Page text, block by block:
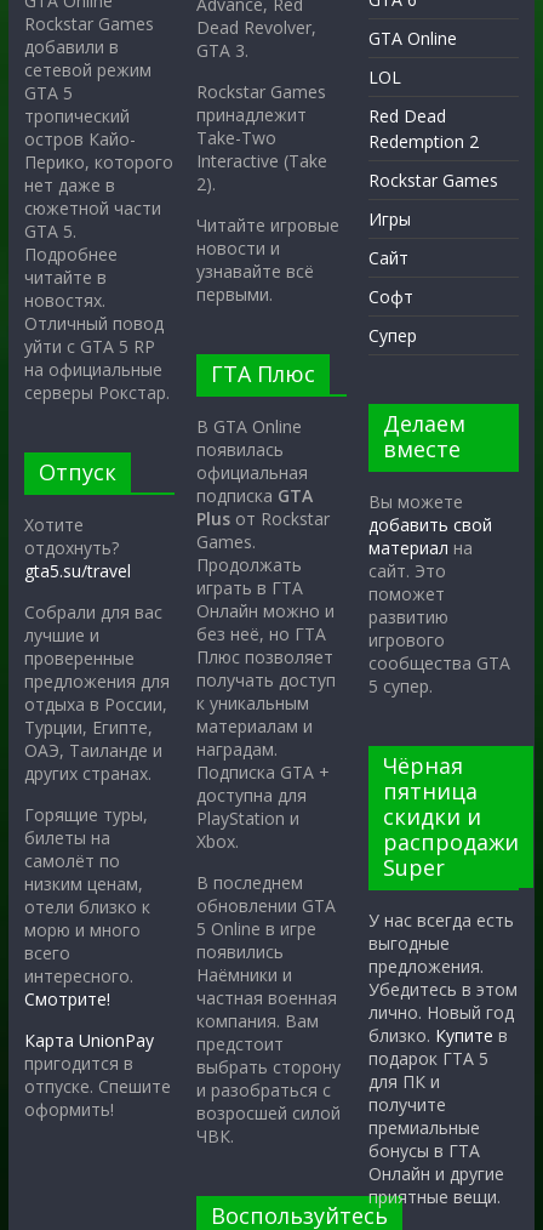
Rockstar Games
добавили в
сетевой режим
GTA 5
тропический
остров Кайо-
Перико, которого
нет даже в
сюжетной части
GTA 5.
Подробнее
читайте в
новостях.
Отличный повод
уйти с GTA 5 RP
на официальные
серверы Рокстар.
Отпуск
Хотите
отдохнуть?
gta5.su/travel
Собрали для вас
лучшие и
проверенные
предложения для
отдыха в России,
Турции, Египте,
ОАЭ, Таиланде и
других странах.
Горящие туры,
билеты на
самолёт по
низким ценам,
отели близко к
морю и много
всего
интересного.
Смотрите!
Карта UnionPay
пригодится в
отпуске. Спешите
оформить!
Dead Revolver,
GTA 3.
Rockstar Games
принадлежит
Take-Two
Interactive (Take
2).
Читайте игровые
новости и
узнавайте всё
первыми.
ГТА Плюс
В GTA Online
появилась
официальная
подписка GTA
Plus от Rockstar
Games.
Продолжать
играть в ГТА
Онлайн можно и
без неё, но ГТА
Плюс позволяет
получать доступ
к уникальным
материалам и
наградам.
Подписка GTA +
доступна для
PlayStation и
Xbox.
В последнем
обновлении GTA
5 Online в игре
появились
Наёмники и
частная военная
компания. Вам
предстоит
выбрать сторону
и разобраться с
возросшей силой
ЧВК.
Воспользуйтесь
GTA Online
LOL
Red Dead
Redemption 2
Rockstar Games
Игры
Сайт
Софт
Супер
Делаем
вместе
Вы можете
добавить свой
материал на
сайт. Это
поможет
развитию
игрового
сообщества GTA
5 супер.
Чёрная
пятница
скидки и
распродажи
Super
У нас всегда есть
выгодные
предложения.
Убедитесь в этом
лично. Новый год
близко. Купите в
подарок ГТА 5
для ПК и
получите
премиальные
бонусы в ГТА
Онлайн и другие
приятные вещи.